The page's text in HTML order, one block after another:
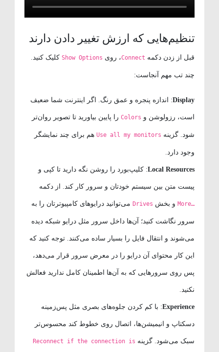
تنظیم‌هایی که ارزش تغییر دادن دارند
قبل از زدن دکمهConnect، رویShow Optionsکلیک کنید.
چند تب مهم آنجاست:
Display: اندازه پنجره و عمق رنگ. اگر اینترنت شما ضعیف
است، رزولوشن و Colorsرا پایین بیاورید تا تصویر روان‌تر
شود. گزینهUse all my monitorsهم برای چند نمایشگر
وجود دارد.
Local Resources: کلیپ‌بورد را روشن نگه دارید تا کپی و
پیست متن بین سیستم خودتان و سرور کار کند. از دکمه
More…و بخشDrivesمی‌توانید درایوهای کامپیوترتان را به
سرور نگاشت کنید؛ آن‌ها داخل سرور مثل درایو شبکه دیده
می‌شوند و انتقال فایل را بسیار ساده می‌کنند. توجه کنید که
این کار محتوای آن درایو را در معرض سرور قرار می‌دهد،
پس روی سرورهایی که به آن‌ها اطمینان کامل ندارید فعالش
نکنید.
Experience: با کم کردن جلوه‌های بصری مثل پس‌زمینه
دسکتاپ و انیمیشن‌ها، اتصال روی خطوط کند محسوس‌تر
سبک می‌شود. گزینهReconnect if the connection is